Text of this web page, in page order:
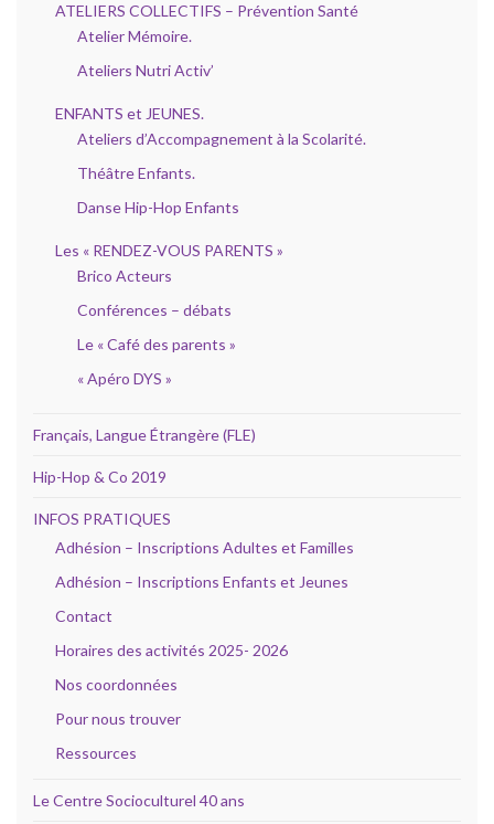
ATELIERS COLLECTIFS – Prévention Santé
Atelier Mémoire.
Ateliers Nutri Activ’
ENFANTS et JEUNES.
Ateliers d’Accompagnement à la Scolarité.
Théâtre Enfants.
Danse Hip-Hop Enfants
Les « RENDEZ-VOUS PARENTS »
Brico Acteurs
Conférences – débats
Le « Café des parents »
« Apéro DYS »
Français, Langue Étrangère (FLE)
Hip-Hop & Co 2019
INFOS PRATIQUES
Adhésion – Inscriptions Adultes et Familles
Adhésion – Inscriptions Enfants et Jeunes
Contact
Horaires des activités 2025- 2026
Nos coordonnées
Pour nous trouver
Ressources
Le Centre Socioculturel 40 ans